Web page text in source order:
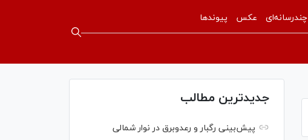
چندرسانه‌ای عکس پیوندها
جدیدترین مطالب
پیش‌بینی رگبار و رعدوبرق در نوار شمالی